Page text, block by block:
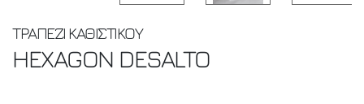
ΤΡΑΠΕΖΙ ΚΑΘΙΣΤΙΚΟΥ
HEXAGON DESALTO